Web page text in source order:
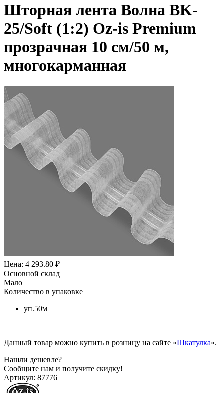
Шторная лента Волна BK-
25/Soft (1:2) Oz-is Premium
прозрачная 10 см/50 м,
многокарманная
Цена: 4 293.80 ₽
Основной склад
Мало
Количество в упаковке
уп.50м
Данный товар можно купить в розницу на сайте «Шкатулка».
Нашли дешевле?
Сообщите нам и получите скидку!
Артикул: 87776